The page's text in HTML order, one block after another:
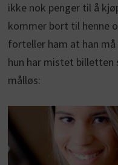
ikke nok penger til å
kommer bort til henne
forteller ham at han
hun har mistet billetten
målløs: